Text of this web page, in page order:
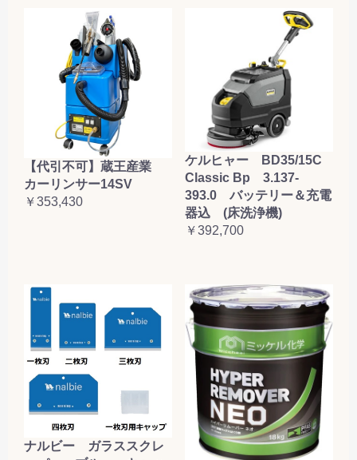
【代引不可】蔵王産業
カーリンサー14SV
￥353,430
ケルヒャー BD35/15C
Classic Bp 3.137-
393.0 バッテリー＆充電
器込 (床洗浄機)
￥392,700
ナルビー ガラススクレ